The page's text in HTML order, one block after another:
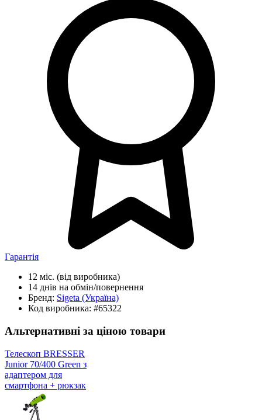
Гарантія
12 міс. (від виробника)
14 днів на обмін/повернення
Бренд: Sigeta (Україна)
Код виробника: #65322
Альтернативні за ціною товари
Телескоп BRESSER
Junior 70/400 Green з
адаптером для
смартфона + рюкзак